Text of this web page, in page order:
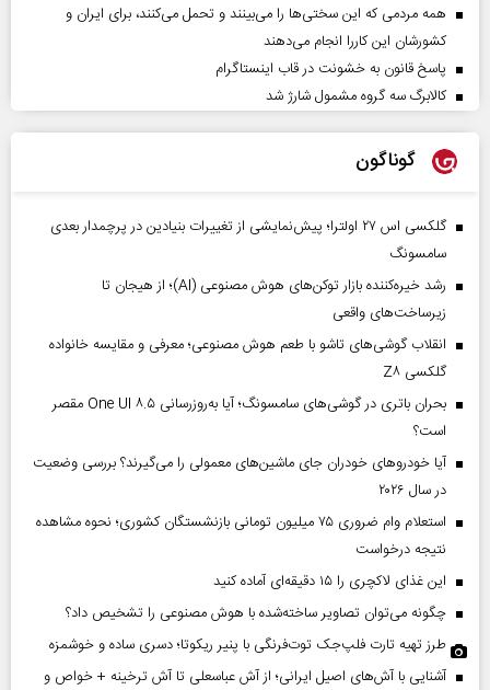
همه مردمی که این سختی‌ها را می‌بینند و تحمل می‌کنند، برای ایران و
کشورشان این کاررا انجام می‌دهند
پاسخ قانون به خشونت در قاب اینستاگرام
کالابرگ سه گروه مشمول شارژ شد
گوناگون
گلکسی اس ۲۷ اولترا؛ پیش‌نمایشی از تغییرات بنیادین در پرچمدار بعدی
سامسونگ
رشد خیره‌کننده بازار توکن‌های هوش مصنوعی (AI)؛ از هیجان تا
زیرساخت‌های واقعی
انقلاب گوشی‌های تاشو‌ با طعم هوش مصنوعی؛ معرفی و مقایسه خانواده
گلکسی Z۸
بحران باتری در گوشی‌های سامسونگ؛ آیا به‌روزرسانی One UI ۸.۵ مقصر
است؟
آیا خودروهای خودران جای ماشین‌های معمولی را می‌گیرند؟ بررسی وضعیت
در سال ۲۰۲۶
استعلام وام ضروری ۷۵ میلیون تومانی بازنشستگان کشوری؛ نحوه مشاهده
نتیجه درخواست
این غذای لاکچری را ۱۵ دقیقه‌ای آماده کنید
چگونه می‌توان تصاویر ساخته‌شده با هوش مصنوعی را تشخیص داد؟
طرز تهیه تارت فلپ‌جک توت‌فرنگی با پنیر ریکوتا؛ دسری ساده و خوشمزه
آشنایی با آش‌های اصیل ایرانی؛ از آش عباسعلی تا آش ترخینه + خواص و